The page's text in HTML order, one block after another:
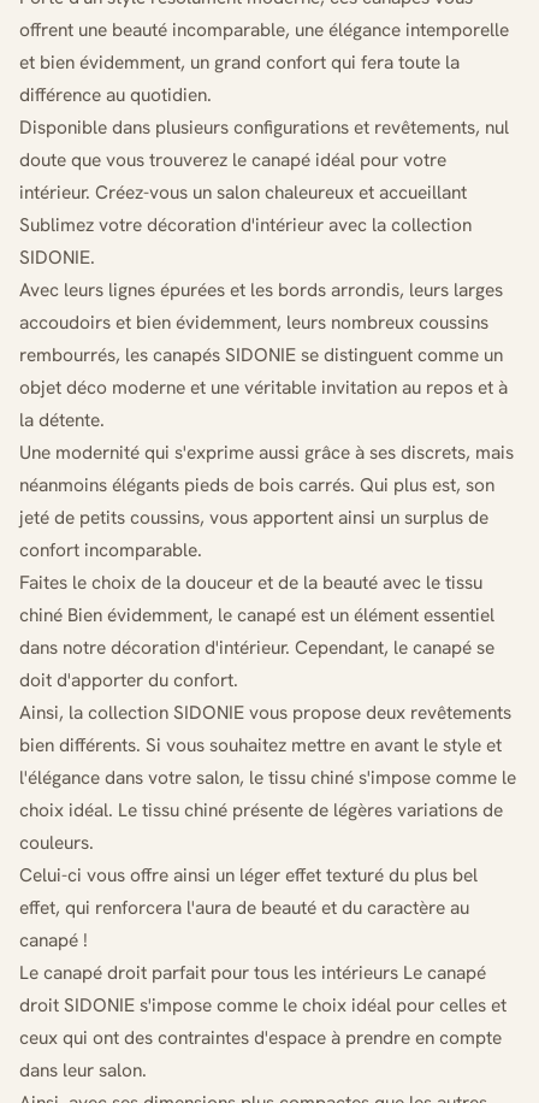
offrent une beauté incomparable, une élégance intemporelle
et bien évidemment, un grand confort qui fera toute la
différence au quotidien.
Disponible dans plusieurs configurations et revêtements, nul
doute que vous trouverez le canapé idéal pour votre
intérieur. Créez-vous un salon chaleureux et accueillant
Sublimez votre décoration d'intérieur avec la collection
SIDONIE.
Avec leurs lignes épurées et les bords arrondis, leurs larges
accoudoirs et bien évidemment, leurs nombreux coussins
rembourrés, les canapés SIDONIE se distinguent comme un
objet déco moderne et une véritable invitation au repos et à
la détente.
Une modernité qui s'exprime aussi grâce à ses discrets, mais
néanmoins élégants pieds de bois carrés. Qui plus est, son
jeté de petits coussins, vous apportent ainsi un surplus de
confort incomparable.
Faites le choix de la douceur et de la beauté avec le tissu
chiné Bien évidemment, le canapé est un élément essentiel
dans notre décoration d'intérieur. Cependant, le canapé se
doit d'apporter du confort.
Ainsi, la collection SIDONIE vous propose deux revêtements
bien différents. Si vous souhaitez mettre en avant le style et
l'élégance dans votre salon, le tissu chiné s'impose comme le
choix idéal. Le tissu chiné présente de légères variations de
couleurs.
Celui-ci vous offre ainsi un léger effet texturé du plus bel
effet, qui renforcera l'aura de beauté et du caractère au
canapé !
Le canapé droit parfait pour tous les intérieurs Le canapé
droit SIDONIE s'impose comme le choix idéal pour celles et
ceux qui ont des contraintes d'espace à prendre en compte
dans leur salon.